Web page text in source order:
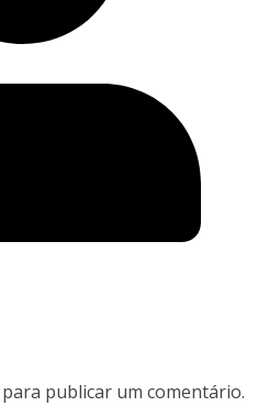
para publicar um comentário.